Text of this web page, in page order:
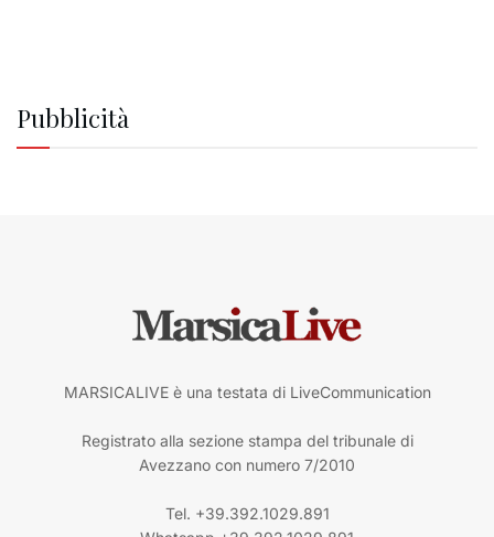
Pubblicità
MARSICALIVE è una testata di LiveCommunication
Registrato alla sezione stampa del tribunale di
Avezzano con numero 7/2010
Tel. +39.392.1029.891